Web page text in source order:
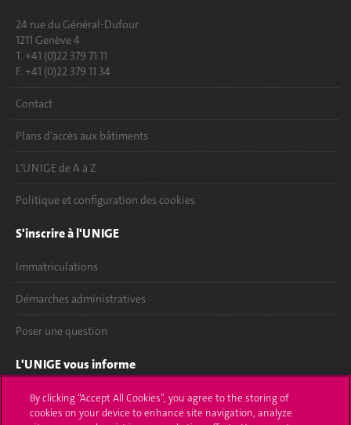
24 rue du Général-Dufour
1211 Genève 4
T. +41 (0)22 379 71 11
F. +41 (0)22 379 11 34
Contact
Plans d'accès aux bâtiments
L'UNIGE de A à Z
Politique et configuration des cookies
S'inscrire à l'UNIGE
Immatriculations
Démarches administratives
Poser une question
L'UNIGE vous informe
UNIGE Mobile
By clicking “Accept All Cookies”, you agree to the storing of
cookies on your device to enhance site navigation, analyze